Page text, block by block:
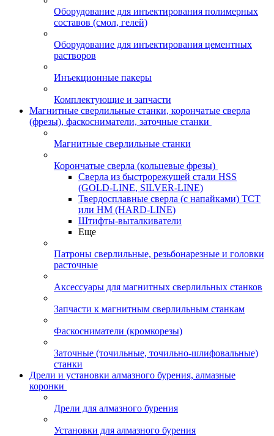
Оборудование для инъектирования полимерных
составов (смол, гелей)
Оборудование для инъектирования цементных
растворов
Инъекционные пакеры
Комплектующие и запчасти
Магнитные сверлильные станки, корончатые сверла
(фрезы), фаскосниматели, заточные станки
Магнитные сверлильные станки
Корончатые сверла (кольцевые фрезы)
Сверла из быстрорежущей стали HSS
(GOLD-LINE, SILVER-LINE)
Твердосплавные сверла (с напайками) ТСТ
или HM (HARD-LINE)
Штифты-выталкиватели
Еще
Патроны сверлильные, резьбонарезные и головки
расточные
Аксессуары для магнитных сверлильных станков
Запчасти к магнитным сверлильным станкам
Фаскосниматели (кромкорезы)
Заточные (точильные, точильно-шлифовальные)
станки
Дрели и установки алмазного бурения, алмазные
коронки
Дрели для алмазного бурения
Установки для алмазного бурения